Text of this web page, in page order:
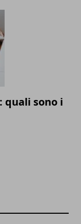
sono i